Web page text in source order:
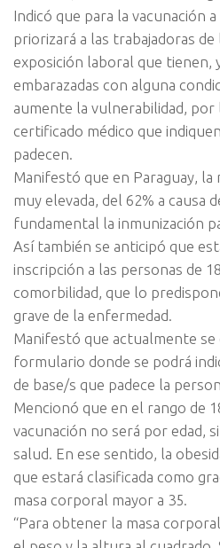
Indicó que para la vacunación
priorizará a las trabajadoras
exposición laboral que tienen,
embarazadas con alguna
aumente la vulnerabilidad,
certificado médico que
padecen.
Manifestó que en Paraguay,
muy elevada, del 62% a causa
fundamental la inmunización
Así también se anticipó que
inscripción a las personas de
comorbilidad, que lo
grave de la enfermedad.
Manifestó que actualmente se
formulario donde se podrá
de base/s que padece la
Mencionó que en el rango de
vacunación no será por edad,
salud. En ese sentido, la
que estará clasificada como
masa corporal mayor a 35.
“Para obtener la masa